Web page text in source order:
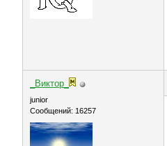
_Виктор_
juniоr
Сообщений: 16257